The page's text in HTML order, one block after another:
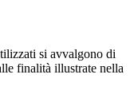
si avvalgono di
finalità illustrate nella